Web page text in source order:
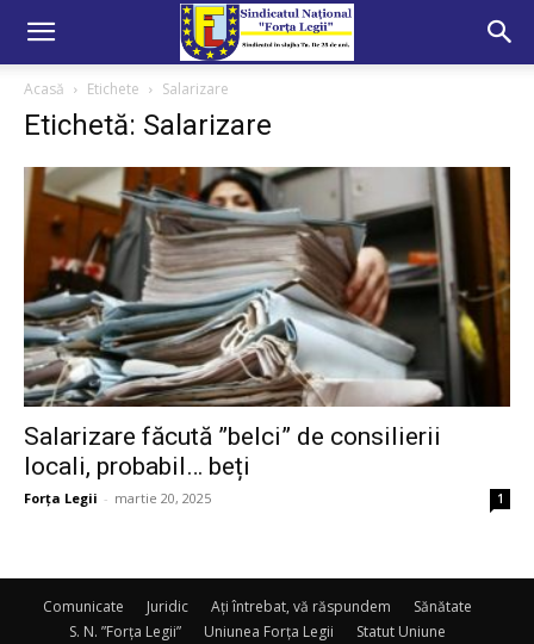
Acasă Etichete Salarizare
Etichetă: Salarizare
Salarizare făcută ”belci” de consilierii
locali, probabil… beți
Forța Legii - martie 20, 2025 1
Comunicate Juridic Ați întrebat, vă răspundem
Sănătate
S. N. ”Forța Legii”
Uniunea Forța Legii
Statut Uniune